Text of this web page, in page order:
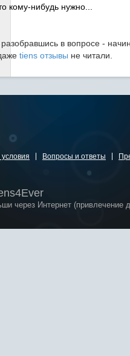
кому-нибудь нужно...
в вопросе -
tiens отзывы не читали.
Вопросы и ответы
через Интернет (привлечение